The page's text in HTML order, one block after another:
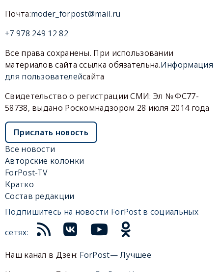
Почта:moder_forpost@mail.ru
+7 978 249 12 82
Все права сохранены. При использовании
материалов сайта ссылка обязательна.Информация
для пользователейсайта
Свидетельство о регистрации СМИ: Эл № ФС77-
58738, выдано Роскомнадзором 28 июля 2014 года
Прислать новость
Все новости
Авторские колонки
ForPost-TV
Кратко
Состав редакции
Подпишитесь на новости ForPost в социальных
сетях:
Наш канал в Дзен: ForPost— Лучшее